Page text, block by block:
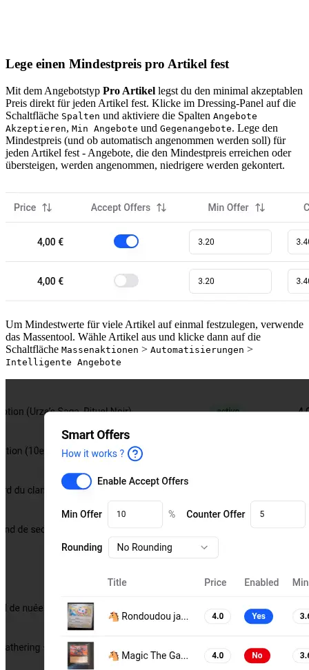
Lege einen Mindestpreis pro Artikel fest
Mit dem Angebotstyp Pro Artikel legst du den minimal akzeptablen
Preis direkt für jeden Artikel fest. Klicke im Dressing-Panel auf die
Schaltfläche Spalten und aktiviere die Spalten Angebote
Akzeptieren, Min Angebote und Gegenangebote. Lege den
Mindestpreis (und ob automatisch angenommen werden soll) für
jeden Artikel fest - Angebote, die den Mindestpreis erreichen oder
übersteigen, werden angenommen, niedrigere werden gekontert.
Um Mindestwerte für viele Artikel auf einmal festzulegen, verwende
das Massentool. Wähle Artikel aus und klicke dann auf die
Schaltfläche Massenaktionen > Automatisierungen >
Intelligente Angebote